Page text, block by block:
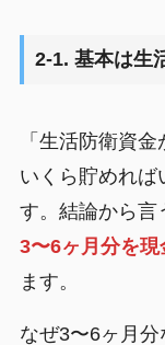
2-1. 基本は生
「生活防衛資
いくら貯めれば
す。結論から言
3〜6ヶ月分を
ます。
なぜ3〜6ヶ月